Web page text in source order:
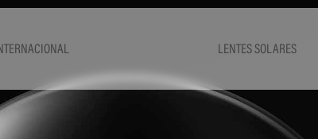
LENTES SOLARES